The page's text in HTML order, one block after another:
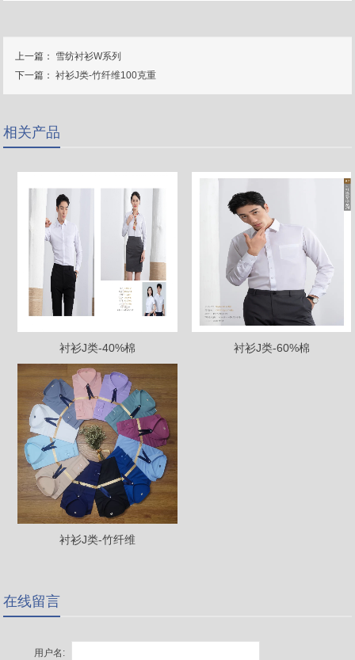
上一篇： 雪纺衬衫W系列
下一篇：衬衫J类-竹纤维100克重
相关产品
衬衫J类-40%棉 衬衫J类-60%棉
衬衫J类-竹纤维
在线留言
用户名: